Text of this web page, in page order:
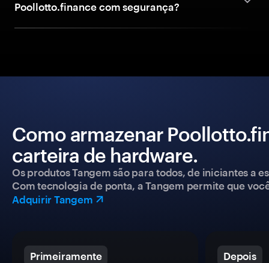
Poollotto.finance com segurança?
Como armazenar
carteira de hardware.
Os produtos Tangem são para todos, de iniciantes a
Com tecnologia de ponta, a Tangem permite que
Adquirir Tangem
Primeiramente Depois